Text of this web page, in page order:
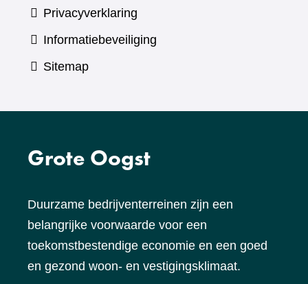
Privacyverklaring
Informatiebeveiliging
Sitemap
Grote Oogst
Duurzame bedrijventerreinen zijn een
belangrijke voorwaarde voor een
toekomstbestendige economie en een goed
en gezond woon- en vestigingsklimaat.